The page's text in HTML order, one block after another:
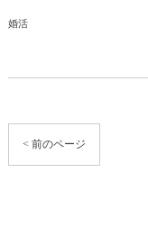
婚活
< 前のページ